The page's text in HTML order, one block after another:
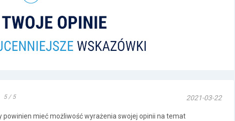
5 / 5 2021-03-22
powinien mieć możliwość wyrażenia swojej opinii na temat